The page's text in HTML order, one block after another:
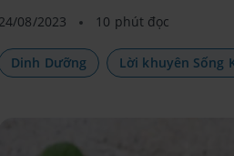
24/08/2023 10 phút đọc
Dinh Dưỡng Lời khuyên Sống